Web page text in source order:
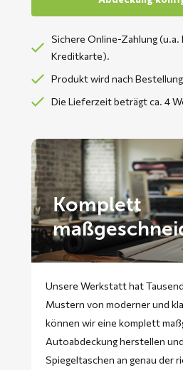
Sichere Online-Zahlung (u.a.
Kreditkarte).
Produkt wird nach
Die Lieferzeit beträgt ca. 4
Komplett
Unsere Werkstatt hat
Mustern von moderner und
können wir eine komplett
Autoabdeckung herstellen
Spiegeltaschen an genau der